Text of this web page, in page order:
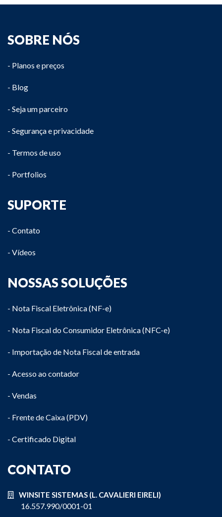
SOBRE NÓS
- Planos e preços
- Blog
- Seja um parceiro
- Segurança e privacidade
- Termos de uso
- Portfolios
SUPORTE
- Contato
- Vídeos
NOSSAS SOLUÇÕES
- Nota Fiscal Eletrônica (NF-e)
- Nota Fiscal do Consumidor Eletrônica (NFC-e)
- Importação de Nota Fiscal de entrada
- Acesso ao contador
- Vendas
- Frente de Caixa (PDV)
- Certificado Digital
CONTATO
WINSITE SISTEMAS (L. CAVALIERI EIRELI)
16.557.990/0001-01